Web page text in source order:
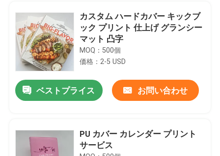
カスタム ハードカバー キックブ
ック プリント 仕上げ グランシー
マット 凸字
MOQ：500個
価格：2-5 USD
ベストプライス お問い合わせ
PU カバー カレンダー プリント
サービス